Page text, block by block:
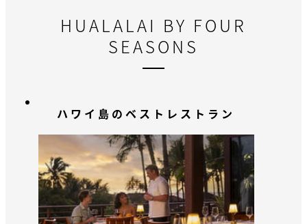
HUALALAI BY FOUR
SEASONS
ハワイ島のベストレストラン